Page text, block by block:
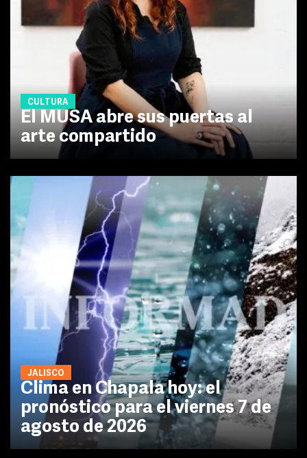
CULTURA
El MUSA abre sus puertas al
arte compartido
JALISCO
Clima en Chapala hoy: el
pronóstico para el viernes 7 de
agosto de 2026